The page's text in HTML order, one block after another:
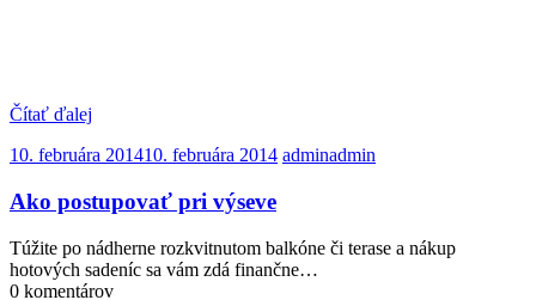
Čítať ďalej
10. februára 201410. februára 2014 adminadmin
Ako postupovať pri výseve
Túžite po nádherne rozkvitnutom balkóne či terase a nákup
hotových sadeníc sa vám zdá finančne…
0 komentárov